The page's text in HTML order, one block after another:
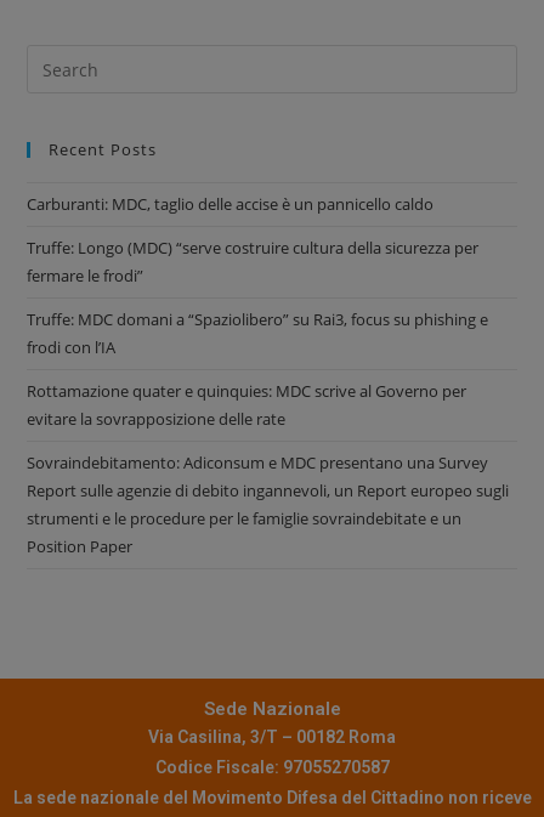
Recent Posts
Carburanti: MDC, taglio delle accise è un pannicello caldo
Truffe: Longo (MDC) “serve costruire cultura della sicurezza per
fermare le frodi”
Truffe: MDC domani a “Spaziolibero” su Rai3, focus su phishing e
frodi con l’IA
Rottamazione quater e quinquies: MDC scrive al Governo per
evitare la sovrapposizione delle rate
Sovraindebitamento: Adiconsum e MDC presentano una Survey
Report sulle agenzie di debito ingannevoli, un Report europeo sugli
strumenti e le procedure per le famiglie sovraindebitate e un
Position Paper
Sede Nazionale
Via Casilina, 3/T – 00182 Roma
Codice Fiscale: 97055270587
La sede nazionale del Movimento Difesa del Cittadino non riceve